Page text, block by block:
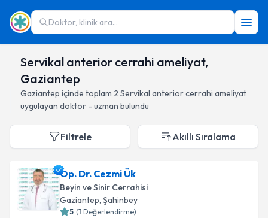
Doktor, klinik ara...
Servikal anterior cerrahi ameliyat,
Gaziantep
Gaziantep içinde toplam 2 Servikal anterior cerrahi ameliyat
uygulayan doktor - uzman bulundu
Filtrele Akıllı Sıralama
Op. Dr. Cezmi Ük
Beyin ve Sinir Cerrahisi
Gaziantep, Şahinbey
5 (1 Değerlendirme)